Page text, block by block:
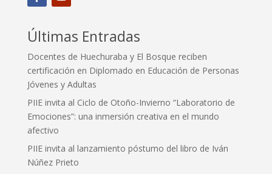
Últimas Entradas
Docentes de Huechuraba y El Bosque reciben
certificación en Diplomado en Educación de Personas
Jóvenes y Adultas
PIIE invita al Ciclo de Otoño-Invierno “Laboratorio de
Emociones”: una inmersión creativa en el mundo
afectivo
PIIE invita al lanzamiento póstumo del libro de Iván
Núñez Prieto